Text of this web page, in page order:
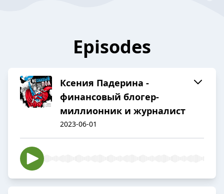
Episodes
Ксения Падерина -
финансовый блогер-
миллионник и журналист
2023-06-01